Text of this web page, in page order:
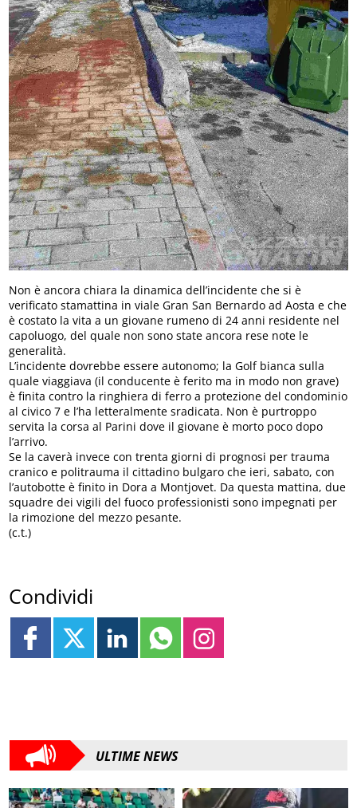
Non è ancora chiara la dinamica dell’incidente che si è
verificato stamattina in viale Gran San Bernardo ad Aosta e che
è costato la vita a un giovane rumeno di 24 anni residente nel
capoluogo, del quale non sono state ancora rese note le
generalità.
L’incidente dovrebbe essere autonomo; la Golf bianca sulla
quale viaggiava (il conducente è ferito ma in modo non grave)
è finita contro la ringhiera di ferro a protezione del condominio
al civico 7 e l’ha letteralmente sradicata. Non è purtroppo
servita la corsa al Parini dove il giovane è morto poco dopo
l’arrivo.
Se la caverà invece con trenta giorni di prognosi per trauma
cranico e politrauma il cittadino bulgaro che ieri, sabato, con
l’autobotte è finito in Dora a Montjovet. Da questa mattina, due
squadre dei vigili del fuoco professionisti sono impegnati per
la rimozione del mezzo pesante.
(c.t.)
Condividi
ULTIME NEWS